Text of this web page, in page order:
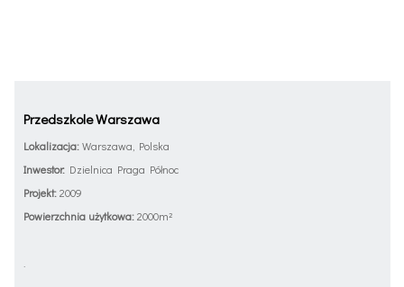
Przedszkole Warszawa
Lokalizacja:Warszawa, Polska
Inwestor: Dzielnica Praga Północ
Projekt:2009
Powierzchnia użytkowa:2000m²